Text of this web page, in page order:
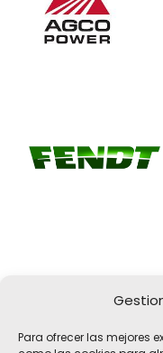
Para ofrecer las mejores
17183